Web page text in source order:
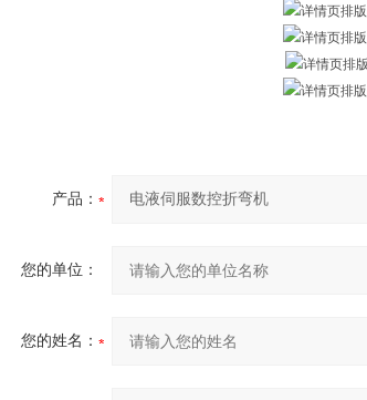
产品：
您的单位：
您的姓名：